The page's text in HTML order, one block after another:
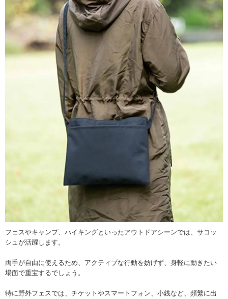
フェスやキャンプ、ハイキングといったアウトドアシーンでは、サコッ
シュが活躍します。
両手が自由に使えるため、アクティブな行動を妨げず、身軽に動きたい
場面で重宝するでしょう。
特に野外フェスでは、チケットやスマートフォン、小銭など、頻繁に出